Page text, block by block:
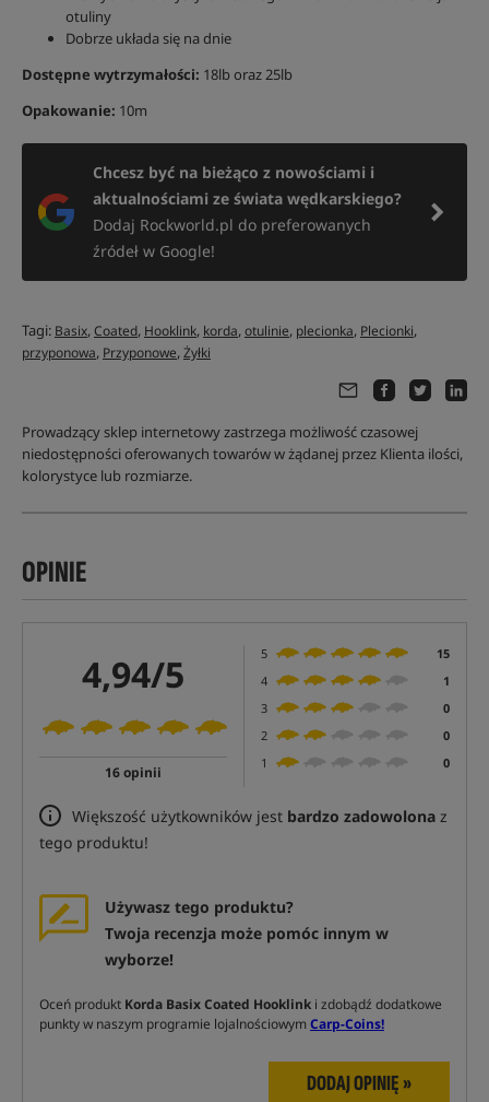
otuliny
Dobrze układa się na dnie
Dostępne wytrzymałości: 18lb oraz 25lb
Opakowanie: 10m
Chcesz być na bieżąco z nowościami i
aktualnościami ze świata wędkarskiego?
Dodaj Rockworld.pl do preferowanych
źródeł w Google!
Tagi: Basix,Coated, Hooklink, korda,otulinie, plecionka, Plecionki,
przyponowa, Przyponowe,Żyłki
Prowadzący sklep internetowy zastrzega możliwość czasowej
niedostępności oferowanych towarów w żądanej przez Klienta ilości,
kolorystyce lub rozmiarze.
OPINIE
4,94/5
16 opinii
5
15
4
1
3
0
2
0
1
0
Większość użytkowników jest bardzo zadowolona z
tego produktu!
Używasz tego produktu?
Twoja recenzja może pomóc innym w
wyborze!
Oceń produkt Korda Basix Coated Hooklink i zdobądź dodatkowe
punkty w naszym programie lojalnościowymCarp-Coins!
DODAJ OPINIĘ »